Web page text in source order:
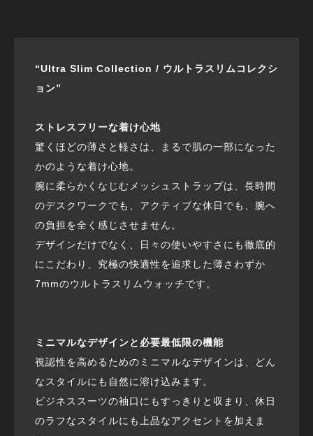
“Ultra Slim Collection / ウルトラスリムコレクシ
ョン”
ストレスフリーな着け心地
驚くほどの薄さと軽さは、まるで肌の一部になった
かのような着け心地。
腕に柔らかくなじむメッシュストラップは、長時間
のデスクワークでも、アクティブな休日でも、腕へ
の負担を全く感じさせません。
デザインだけでなく、日々の使いやすさにも徹底的
にこだわり、究極の快適性を追求した薄さわずか
7mmのウルトラスリムウォッチです。
ミニマルなデザインと必要最低限の機能
視認性を高めるためのミニマルなデザインは、どん
なスタイルにも自然に溶け込みます。
ビジネススーツの袖口にもすっきりと収まり、休日
のラフなスタイルにも上品なアクセントを加えま